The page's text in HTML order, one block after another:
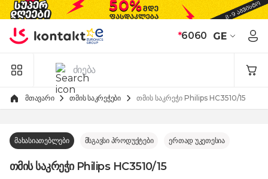
Skip to Content
*6060 GE
მთავარი თმის საკრეჭები თმის საკრეჭი Philips HC3510/15
მახასიათებლები მსგავსი პროდუქტები ერთად უკეთესია
თმის საკრეჭი Philips HC3510/15